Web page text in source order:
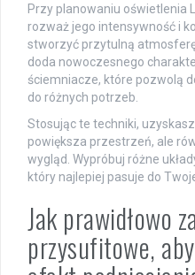
Przy planowaniu oświetlenia
rozważ jego intensywność i
stworzyć przytulną
doda nowoczesnego
ściemniacze, które pozwolą
do różnych potrzeb.
Stosując te techniki,
powiększa przestrzeń, ale
wygląd. Wypróbuj różne
który najlepiej pasuje do
Jak prawidłowo
przysufitowe,